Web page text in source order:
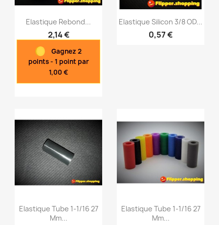
Aperçu rapide
Elastique Rebond...
2,14 €
Gagnez 2
points - 1 point par
1,00 €
Elastique Silicon 3/8 OD...
0,57 €
Elastique Tube 1-1/16 27
Mm...
Elastique Tube 1-1/16 27
Mm...